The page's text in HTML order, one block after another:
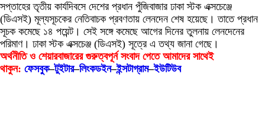
সপ্তাহের তৃতীয় কার্যদিবসে দেশের প্রধান পুঁজিবাজার ঢাকা স্টক এক্সচেঞ্জে
(ডিএসই) মূল্যসূচকের নেতিবাচক প্রবণতায় লেনদেন শেষ হয়েছে। তাতে প্রধান
সূচক কমেছে ১৪ পয়েন্ট। সেই সঙ্গে কমেছে আগের দিনের তুলনায় লেনদেনের
পরিমাণ। ঢাকা স্টক এক্সচেঞ্জ (ডিএসই) সূত্রে এ তথ্য জানা গেছে।
অর্থনীতি ও শেয়ারবাজারের গুরুত্বপূর্ন সংবাদ পেতে আমাদের সাথেই
থাকুন: ফেসবুক–টুইটার–লিংকডইন–ইন্সটাগ্রাম–ইউটিউব